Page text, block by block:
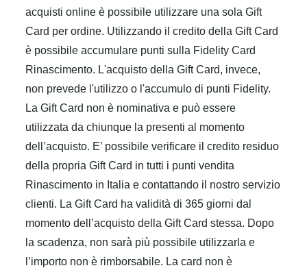
acquisti online è possibile utilizzare una sola Gift
Card per ordine. Utilizzando il credito della Gift Card
è possibile accumulare punti sulla Fidelity Card
Rinascimento. L'acquisto della Gift Card, invece,
non prevede l'utilizzo o l'accumulo di punti Fidelity.
La Gift Card non è nominativa e può essere
utilizzata da chiunque la presenti al momento
dell’acquisto. E’ possibile verificare il credito residuo
della propria Gift Card in tutti i punti vendita
Rinascimento in Italia e contattando il nostro servizio
clienti. La Gift Card ha validità di 365 giorni dal
momento dell’acquisto della Gift Card stessa. Dopo
la scadenza, non sarà più possibile utilizzarla e
l’importo non è rimborsabile. La card non è